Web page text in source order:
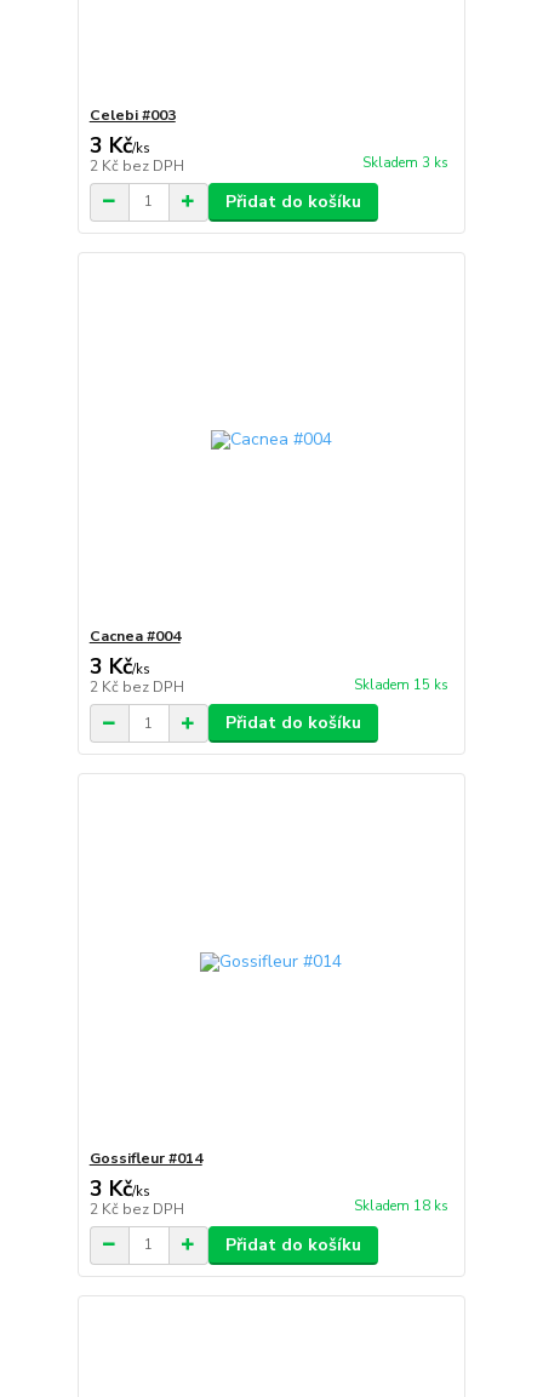
Celebi #003
3 Kč/ks
2 Kč bez DPH Skladem 3 ks
Přidat do košíku
Cacnea #004
3 Kč/ks
2 Kč bez DPH Skladem 15 ks
Přidat do košíku
Gossifleur #014
3 Kč/ks
2 Kč bez DPH Skladem 18 ks
Přidat do košíku